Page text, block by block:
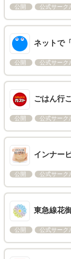
公開 公式サーク
ネットで
公開 公式サーク
ごはん行
公開 公式サーク
インナー
公開 公式サーク
東急線花
公開 公式サーク